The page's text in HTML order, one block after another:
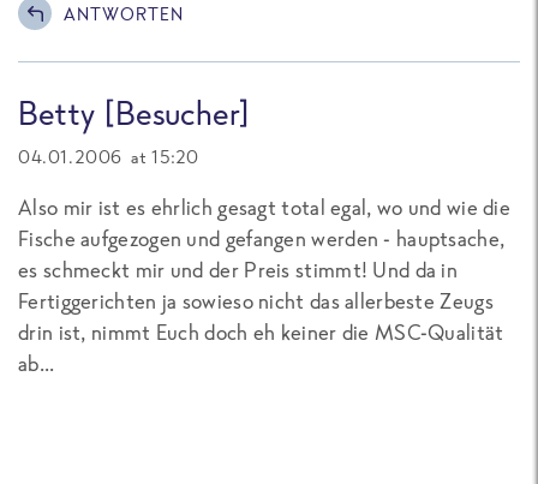
ANTWORTEN
Betty [Besucher]
04.01.2006 at 15:20
Also mir ist es ehrlich gesagt total egal, wo und wie die
Fische aufgezogen und gefangen werden - hauptsache,
es schmeckt mir und der Preis stimmt! Und da in
Fertiggerichten ja sowieso nicht das allerbeste Zeugs
drin ist, nimmt Euch doch eh keiner die MSC-Qualität
ab...